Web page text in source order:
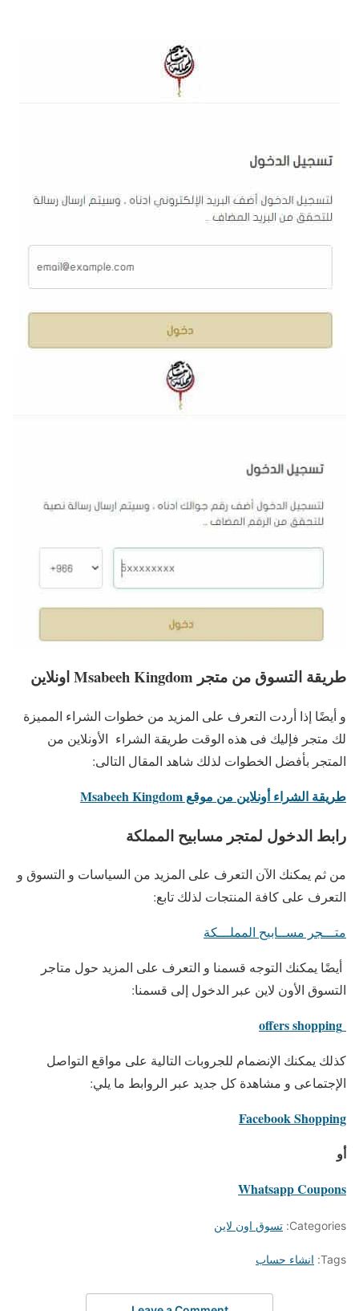
طريقة التسوق من متجر Msabeeh Kingdom اونلاين
و أيضًا إذا أردت التعرف على المزيد من خطوات الشراء المميزة
لك متجر فإليك فى هذه الوقت طريقة الشراء الأونلاين من
المتجر بأفضل الخطوات لذلك شاهد المقال التالى:
طريقة الشراء أونلاين من موقع Msabeeh Kingdom
رابط الدخول لمتجر مسابيح المملكة
من ثم يمكنك الآن التعرف على المزيد من السياسات و التسوق و
التعرف على كافة المنتجات لذلك تابع:
متـــجر مســابيح المملـــكة
أيضًا يمكنك التوجه قسمنا و التعرف على المزيد حول متاجر
التسوق الأون لاين عبر الدخول إلى قسمنا:
كذلك يمكنك الإنضمام للجروبات التالية على مواقع التواصل
الإجتماعى و مشاهدة كل جديد عبر الروابط ما يلي:
Facebook Shopping
أو
Whatsapp Coupons
Categories: تسوق اون لاين
Tags: انشاء حساب